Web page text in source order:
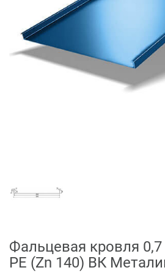
Фальцевая кровля
PE (Zn 140) ВК